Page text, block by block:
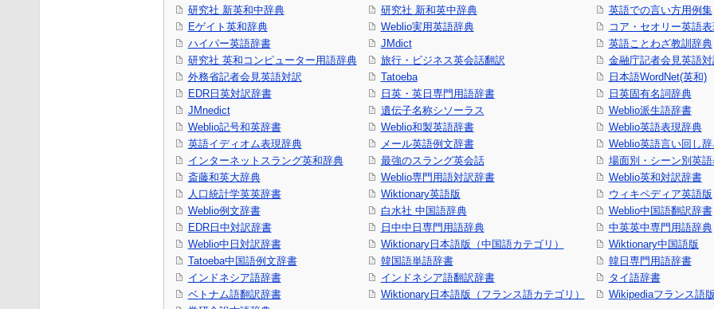
研究社 新英和中辞典
Eゲイト英和辞典
ハイパー英語辞書
研究社 英和コンピューター用語辞典
外務省記者会見英語対訳
EDR日英対訳辞書
JMnedict
Weblio記号和英辞書
英語イディオム表現辞典
インターネットスラング英和辞典
斎藤和英大辞典
人口統計学英英辞書
Weblio例文辞書
EDR日中対訳辞書
Weblio中日対訳辞書
Tatoeba中国語例文辞書
インドネシア語辞書
ベトナム語翻訳辞書
研究社 新和英中辞典
Weblio実用英語辞典
JMdict
旅行・ビジネス英会話翻訳
Tatoeba
日英・英日専門用語辞書
遺伝子名称シソーラス
Weblio和製英語辞書
メール英語例文辞書
最強のスラング英会話
Weblio専門用語対訳辞書
Wiktionary英語版
白水社 中国語辞典
日中中日専門用語辞典
Wiktionary日本語版（中国語カテゴリ）
韓国語単語辞書
インドネシア語翻訳辞書
Wiktionary日本語版（フランス語カテゴリ）
英語での言い方用例集
コア・セオリー英語
英語ことわざ教訓辞典
金融庁記者会見英語対
日本語WordNet(英和)
日英固有名詞辞典
Weblio派生語辞書
Weblio英語表現辞典
Weblio英語言い回し
場面別・シーン別英
Weblio英和対訳辞書
ウィキペディア英語版
Weblio中国語翻訳辞書
中英英中専門用語辞典
Wiktionary中国語版
韓日専門用語辞書
タイ語辞書
Wikipediaフランス語